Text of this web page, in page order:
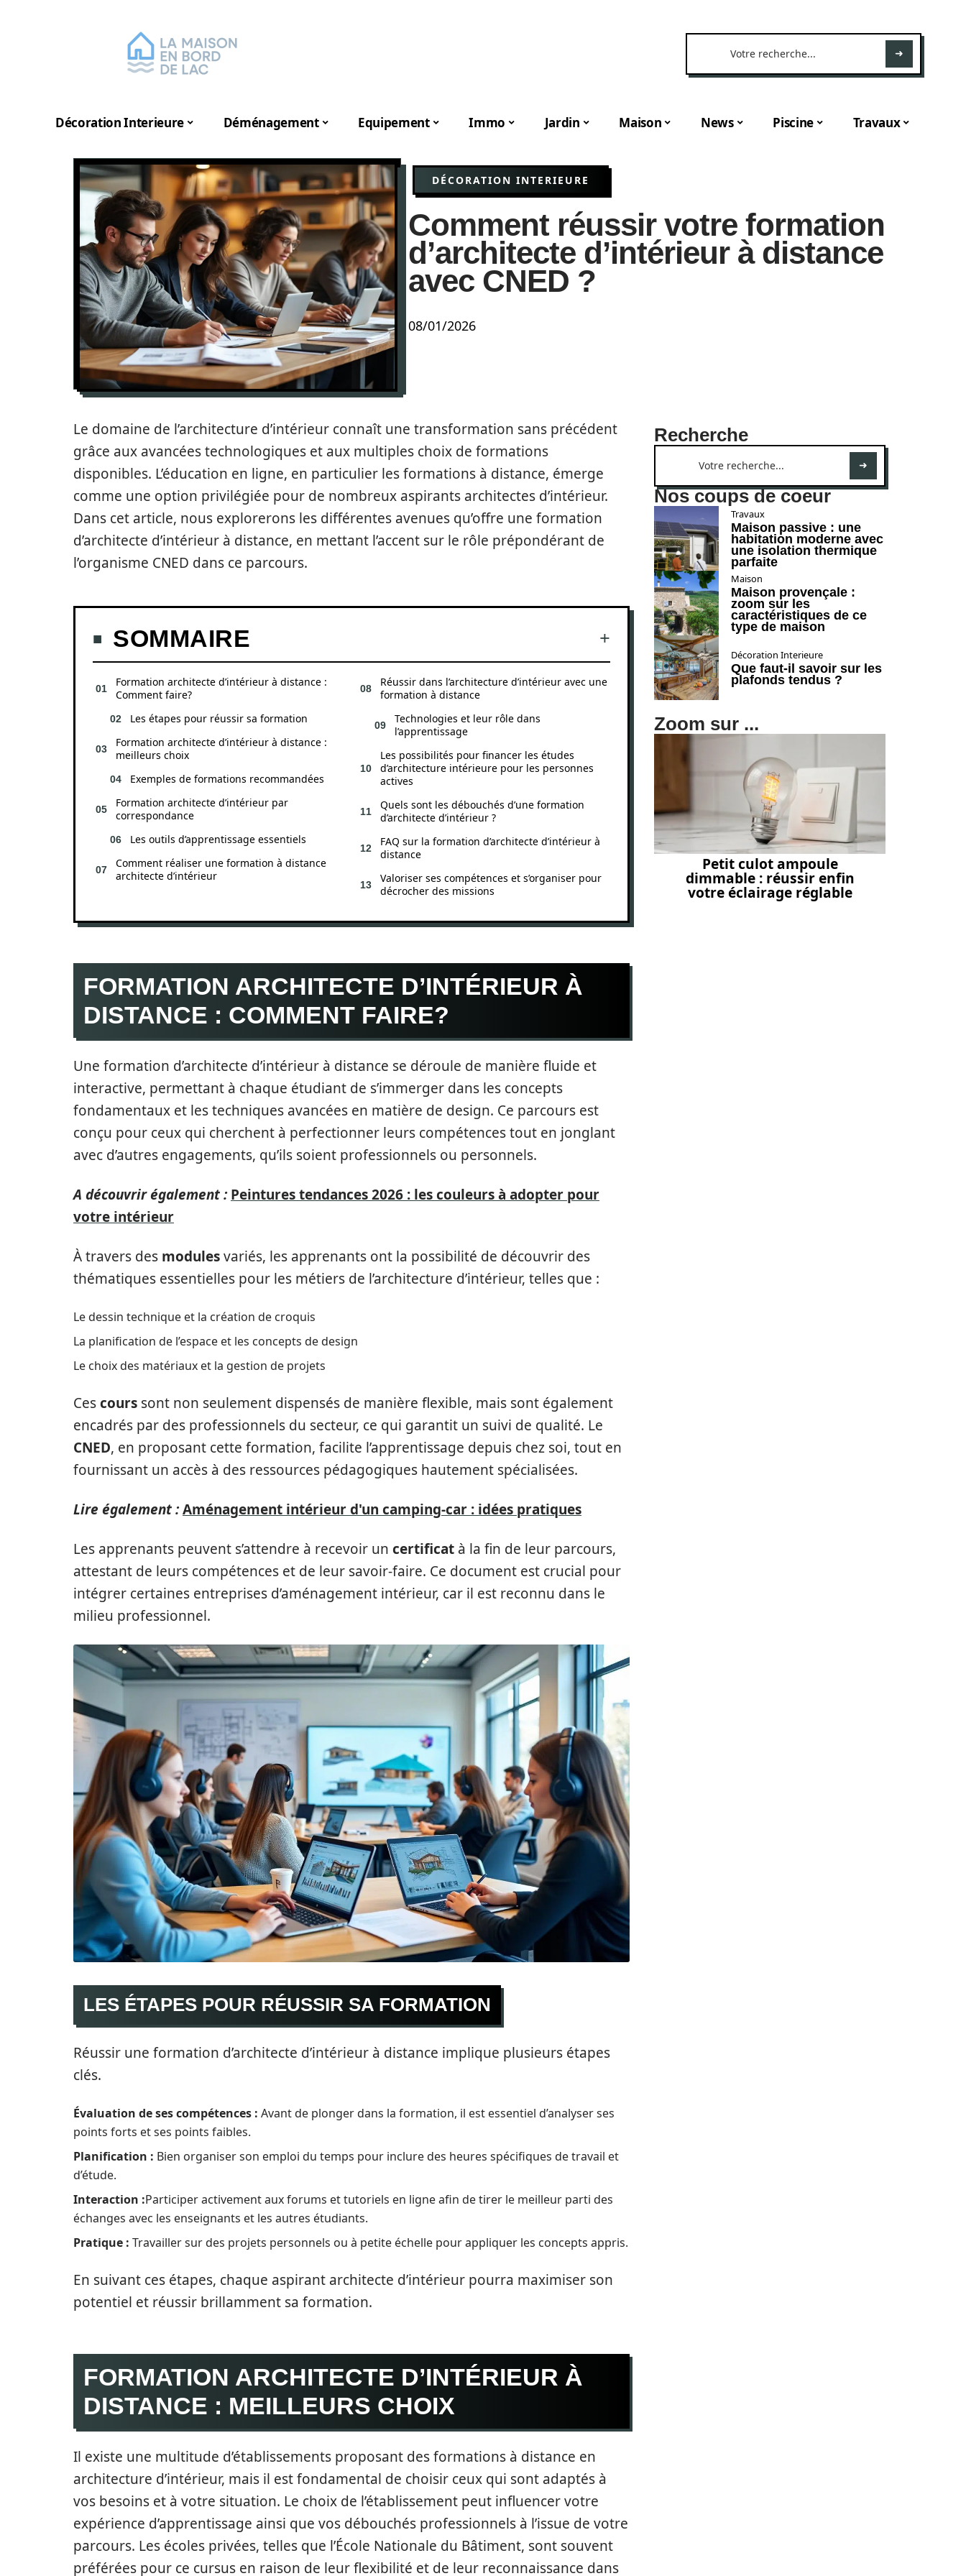
Décoration Interieure Déménagement Equipement Immo Jardin Maison News Piscine Travaux
DÉCORATION INTERIEURE
Comment réussir votre formation
d’architecte d’intérieur à distance
avec CNED ?
08/01/2026
Le domaine de l’architecture d’intérieur connaît une transformation sans précédent
grâce aux avancées technologiques et aux multiples choix de formations
disponibles. L’éducation en ligne, en particulier les formations à distance, émerge
comme une option privilégiée pour de nombreux aspirants architectes d’intérieur.
Dans cet article, nous explorerons les différentes avenues qu’offre une formation
d’architecte d’intérieur à distance, en mettant l’accent sur le rôle prépondérant de
l’organisme CNED dans ce parcours.
SOMMAIRE
Formation architecte d’intérieur à distance :
Comment faire?
Les étapes pour réussir sa formation
Formation architecte d’intérieur à distance :
meilleurs choix
Exemples de formations recommandées
Formation architecte d’intérieur par
correspondance
Les outils d’apprentissage essentiels
Comment réaliser une formation à distance
architecte d’intérieur
Réussir dans l’architecture d’intérieur avec une
formation à distance
Technologies et leur rôle dans
l’apprentissage
Les possibilités pour financer les études
d’architecture intérieure pour les personnes
actives
Quels sont les débouchés d’une formation
d’architecte d’intérieur ?
FAQ sur la formation d’architecte d’intérieur à
distance
Valoriser ses compétences et s’organiser pour
décrocher des missions
FORMATION ARCHITECTE D’INTÉRIEUR À
DISTANCE : COMMENT FAIRE?
Une formation d’architecte d’intérieur à distance se déroule de manière fluide et
interactive, permettant à chaque étudiant de s’immerger dans les concepts
fondamentaux et les techniques avancées en matière de design. Ce parcours est
conçu pour ceux qui cherchent à perfectionner leurs compétences tout en jonglant
avec d’autres engagements, qu’ils soient professionnels ou personnels.
A découvrir également : Peintures tendances 2026 : les couleurs à adopter pour
votre intérieur
À travers des modulesvariés, les apprenants ont la possibilité de découvrir des
thématiques essentielles pour les métiers de l’architecture d’intérieur, telles que :
Le dessin technique et la création de croquis
La planification de l’espace et les concepts de design
Le choix des matériaux et la gestion de projets
Cescours sont non seulement dispensés de manière flexible, mais sont également
encadrés par des professionnels du secteur, ce qui garantit un suivi de qualité. Le
CNED, en proposant cette formation, facilite l’apprentissage depuis chez soi, tout en
fournissant un accès à des ressources pédagogiques hautement spécialisées.
Lire également :Aménagement intérieur d'un camping-car : idées pratiques
Les apprenants peuvent s’attendre à recevoir un certificat à la fin de leur parcours,
attestant de leurs compétences et de leur savoir-faire. Ce document est crucial pour
intégrer certaines entreprises d’aménagement intérieur, car il est reconnu dans le
milieu professionnel.
LES ÉTAPES POUR RÉUSSIR SA FORMATION
Réussir une formation d’architecte d’intérieur à distance implique plusieurs étapes
clés.
Évaluation de ses compétences : Avant de plonger dans la formation, il est essentiel d’analyser ses
points forts et ses points faibles.
Planification : Bien organiser son emploi du temps pour inclure des heures spécifiques de travail et
d’étude.
Interaction :Participer activement aux forums et tutoriels en ligne afin de tirer le meilleur parti des
échanges avec les enseignants et les autres étudiants.
Pratique : Travailler sur des projets personnels ou à petite échelle pour appliquer les concepts appris.
En suivant ces étapes, chaque aspirant architecte d’intérieur pourra maximiser son
potentiel et réussir brillamment sa formation.
FORMATION ARCHITECTE D’INTÉRIEUR À
DISTANCE : MEILLEURS CHOIX
Il existe une multitude d’établissements proposant des formations à distance en
architecture d’intérieur, mais il est fondamental de choisir ceux qui sont adaptés à
vos besoins et à votre situation. Le choix de l’établissement peut influencer votre
expérience d’apprentissage ainsi que vos débouchés professionnels à l’issue de votre
parcours. Les écoles privées, telles que l’École Nationale du Bâtiment, sont souvent
préférées pour ce cursus en raison de leur flexibilité et de leur reconnaissance dans
Recherche
Nos coups de coeur
Travaux
Maison passive : une
habitation moderne avec
une isolation thermique
parfaite
Maison
Maison provençale :
zoom sur les
caractéristiques de ce
type de maison
Décoration Interieure
Que faut-il savoir sur les
plafonds tendus ?
Zoom sur ...
Petit culot ampoule
dimmable : réussir enfin
votre éclairage réglable